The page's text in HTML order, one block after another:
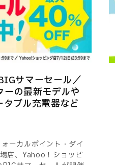
サマーセール／
の最新モデルや
ブル充電器など
ーカルポイント・ダイ
店、Yahoo！ショッピ